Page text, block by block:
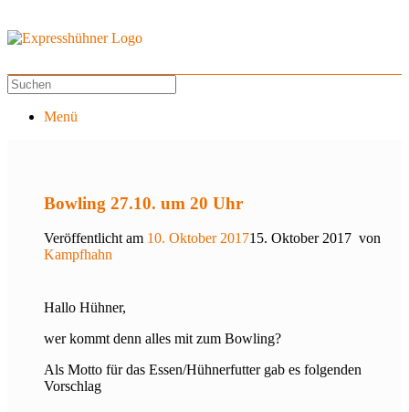
Menü
Bowling 27.10. um 20 Uhr
Veröffentlicht am 10. Oktober 201715. Oktober 2017 von
Kampfhahn
Hallo Hühner,
wer kommt denn alles mit zum Bowling?
Als Motto für das Essen/Hühnerfutter gab es folgenden
Vorschlag